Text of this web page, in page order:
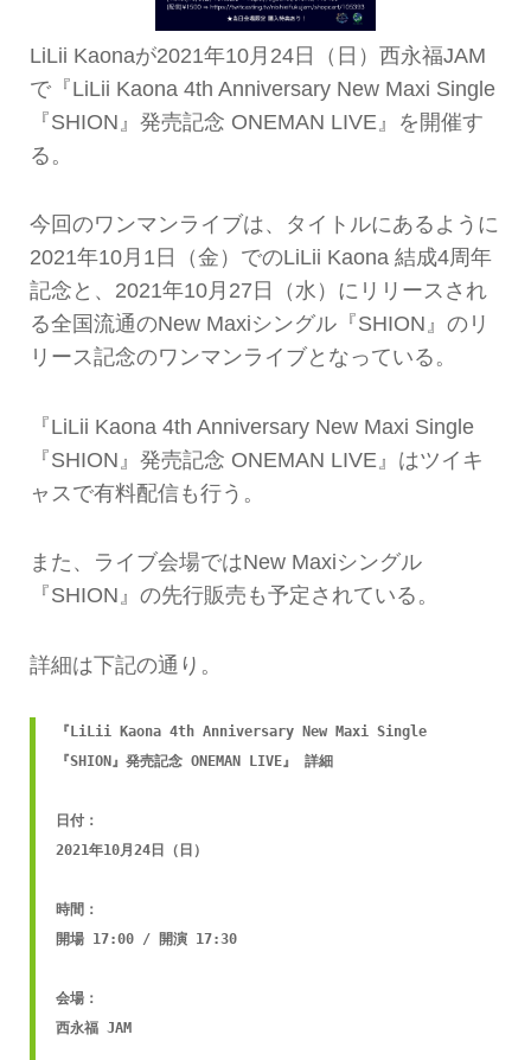
LiLii Kaonaが2021年10月24日（日）西永福JAM
で『LiLii Kaona 4th Anniversary New Maxi Single
『SHION』発売記念 ONEMAN LIVE』を開催す
る。
今回のワンマンライブは、タイトルにあるように
2021年10月1日（金）でのLiLii Kaona 結成4周年
記念と、2021年10月27日（水）にリリースされ
る全国流通のNew Maxiシングル『SHION』のリ
リース記念のワンマンライブとなっている。
『LiLii Kaona 4th Anniversary New Maxi Single
『SHION』発売記念 ONEMAN LIVE』はツイキ
ャスで有料配信も行う。
また、ライブ会場ではNew Maxiシングル
『SHION』の先行販売も予定されている。
詳細は下記の通り。
『LiLii Kaona 4th Anniversary New Maxi Single
『SHION』発売記念 ONEMAN LIVE』 詳細
日付：
2021年10月24日（日）
時間：
開場 17:00 / 開演 17:30
会場：
西永福 JAM